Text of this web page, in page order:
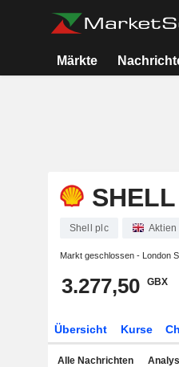
Märkte
Shell plc Aktien
Markt geschlossen - London
3.277,50 GBX
Übersicht Kurse
Alle Nachrichten